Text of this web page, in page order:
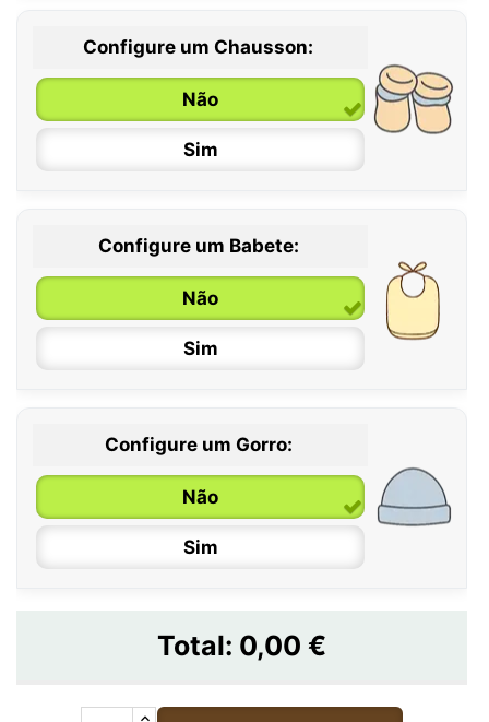
0 / 6 meses
6 / 12 meses
12 / 18 meses
Configure um Chausson:
Não
Sim
Configure um Babete:
Não
Sim
Configure um Gorro:
Não
Sim
Total: 0,00 €